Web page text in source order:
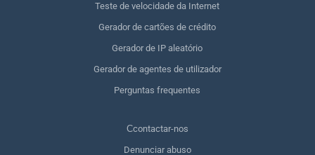
Teste de velocidade da Internet
Gerador de cartões de crédito
Gerador de IP aleatório
Gerador de agentes de utilizador
Perguntas frequentes
Сcontactar-nos
Denunciar abuso